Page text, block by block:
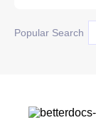
Popular Search